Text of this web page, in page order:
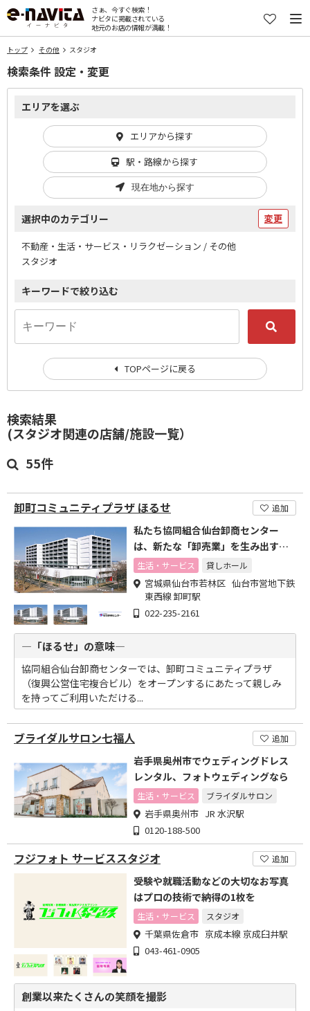
さぁ、今すぐ検索！
ナビタに掲載されている
地元のお店の情報が満載！
トップ その他 スタジオ
検索結果
(スタジオ関連の店舗/施設一覧）
55件
卸町コミュニティプラザ ほるせ 追加
私たち協同組合仙台卸商センター
は、新たな「卸売業」を生み出す創
造的なプラットフォームです
生活・サービス 貸しホール
宮城県仙台市若林区 仙台市営地下鉄
東西線 卸町駅
022-235-2161
―「ほるせ」の意味―
協同組合仙台卸商センターでは、卸町コミュニティプラザ
（復興公営住宅複合ビル）をオープンするにあたって親しみ
を持ってご利用いただける...
ブライダルサロン七福人 追加
岩手県奥州市でウェディングドレス
レンタル、フォトウェディングなら
生活・サービス ブライダルサロン
岩手県奥州市 JR 水沢駅
0120-188-500
フジフォト サービススタジオ 追加
受験や就職活動などの大切なお写真
はプロの技術で納得の1枚を
生活・サービス スタジオ
千葉県佐倉市 京成本線 京成臼井駅
043-461-0905
創業以来たくさんの笑顔を撮影
検索条件 設定・変更
エリアを選ぶ
エリアから探す
駅・路線から探す
現在地から探す
選択中のカテゴリー 変更
不動産・生活・サービス・リラクゼーション / その他
スタジオ
キーワードで絞り込む
TOPページに戻る